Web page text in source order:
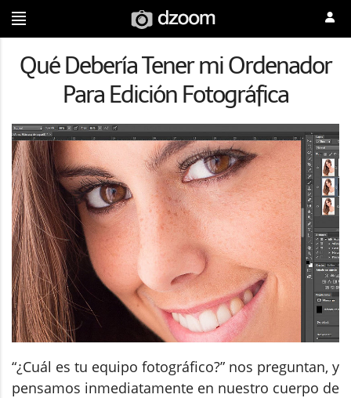
Qué Debería Tener mi Ordenador
Para Edición Fotográfica
“¿Cuál es tu equipo fotográfico?” nos preguntan, y
pensamos inmediatamente en nuestro cuerpo de